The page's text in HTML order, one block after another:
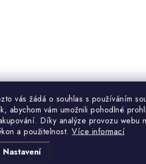
vás žádá o souhlas s používáním
abychom vám umožnili pohodlné
Díky analýze provozu webu
a použitelnost. Více informací
Nastavení